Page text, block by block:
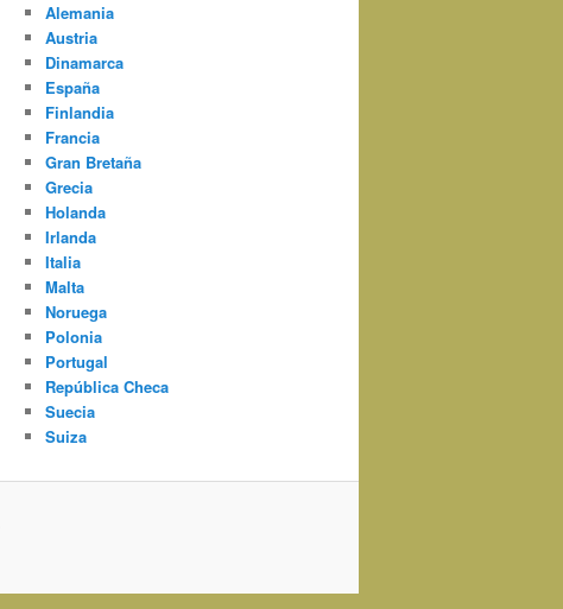
Alemania
Austria
Dinamarca
España
Finlandia
Francia
Gran Bretaña
Grecia
Holanda
Irlanda
Italia
Malta
Noruega
Polonia
Portugal
República Checa
Suecia
Suiza